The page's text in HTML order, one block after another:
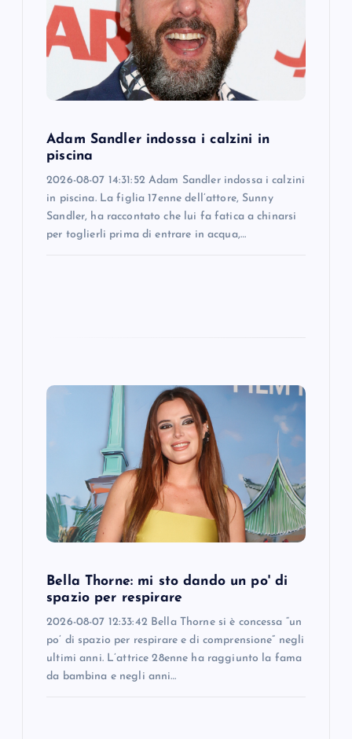
Adam Sandler indossa i calzini in
piscina
2026-08-07 14:31:52 Adam Sandler indossa i calzini
in piscina. La figlia 17enne dell’attore, Sunny
Sandler, ha raccontato che lui fa fatica a chinarsi
per toglierli prima di entrare in acqua,…
Bella Thorne: mi sto dando un po' di
spazio per respirare
2026-08-07 12:33:42 Bella Thorne si è concessa “un
po’ di spazio per respirare e di comprensione” negli
ultimi anni. L’attrice 28enne ha raggiunto la fama
da bambina e negli anni…